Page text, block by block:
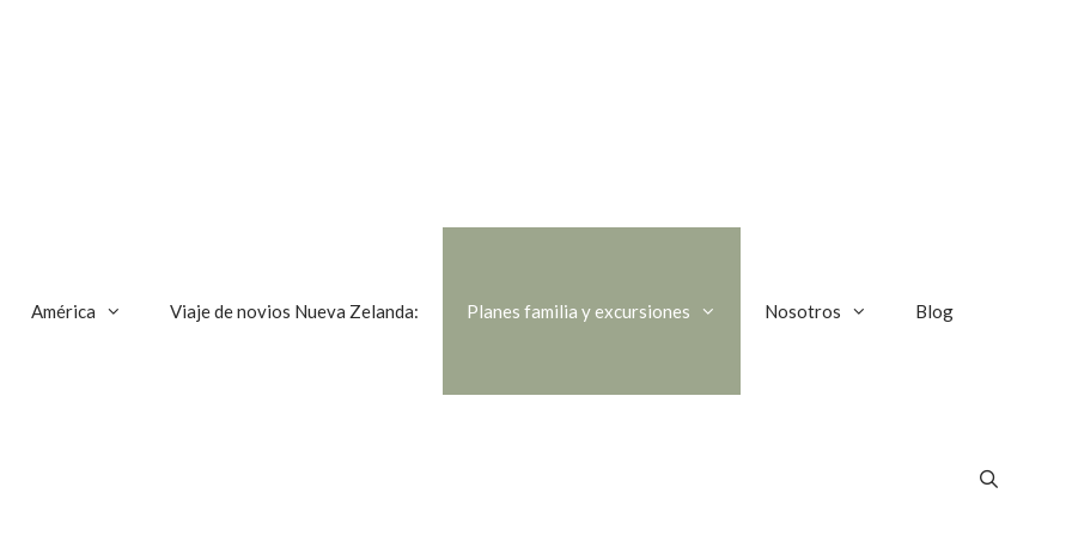
América Viaje de novios Nueva Zelanda: Planes familia y excursiones Nosotros Blog